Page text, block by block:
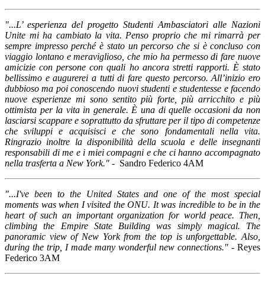
"...L’ esperienza del progetto Studenti Ambasciatori alle Nazioni
Unite mi ha cambiato la vita. Penso proprio che mi rimarrà per
sempre impresso perché è stato un percorso che si è concluso con
viaggio lontano e meraviglioso, che mio ha permesso di fare nuove
amicizie con persone con quali ho ancora stretti rapporti. È stato
bellissimo e augurerei a tutti di fare questo percorso. All’inizio ero
dubbioso ma poi conoscendo nuovi studenti e studentesse e facendo
nuove esperienze mi sono sentito più forte, più arricchito e più
ottimista per la vita in generale. È una di quelle occasioni da non
lasciarsi scappare e soprattutto da sfruttare per il tipo di competenze
che sviluppi e acquisisci e che sono fondamentali nella vita.
Ringrazio inoltre la disponibilità della scuola e delle insegnanti
responsabili di me e i miei compagni e che ci hanno accompagnato
nella trasferta a New York." - Sandro Federico 4AM
"...I've been to the United States and one of the most special
moments was when I visited the ONU. It was incredible to be in the
heart of such an important organization for world peace. Then,
climbing the Empire State Building was simply magical. The
panoramic view of New York from the top is unforgettable. Also,
during the trip, I made many wonderful new connections." - Reyes
Federico 3AM